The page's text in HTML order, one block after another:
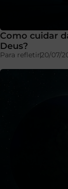
Como cuidar
Deus?
Para refletir20/07/